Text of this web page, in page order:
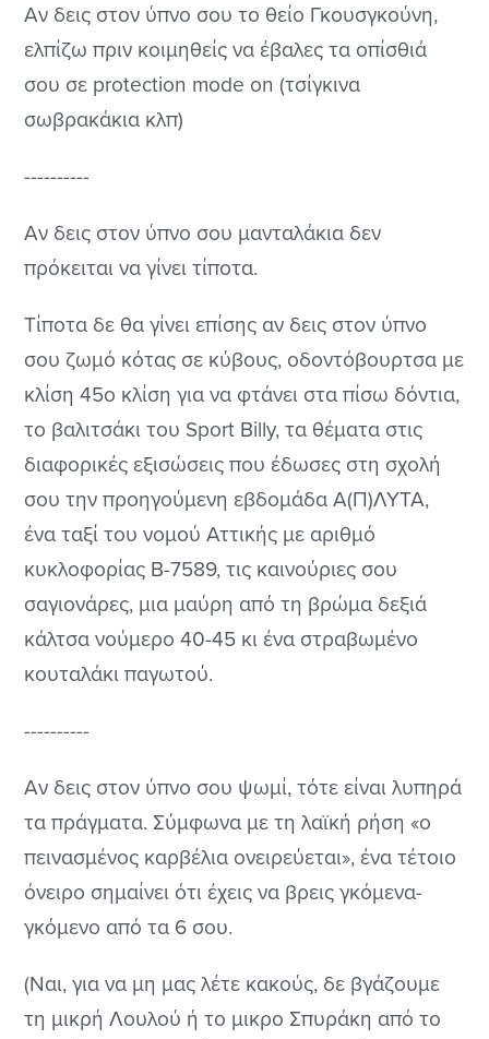
Αν δεις στον ύπνο σου το θείο Γκουσγκούνη,
ελπίζω πριν κοιμηθείς να έβαλες τα οπίσθιά
σου σε protection mode on (τσίγκινα
σωβρακάκια κλπ)
----------
Αν δεις στον ύπνο σου μανταλάκια δεν
πρόκειται να γίνει τίποτα.
Τίποτα δε θα γίνει επίσης αν δεις στον ύπνο
σου ζωμό κότας σε κύβους, οδοντόβουρτσα με
κλίση 45ο κλίση για να φτάνει στα πίσω δόντια,
το βαλιτσάκι του Sport Billy, τα θέματα στις
διαφορικές εξισώσεις που έδωσες στη σχολή
σου την προηγούμενη εβδομάδα Α(Π)ΛΥΤΑ,
ένα ταξί του νομού Αττικής με αριθμό
κυκλοφορίας Β-7589, τις καινούριες σου
σαγιονάρες, μια μαύρη από τη βρώμα δεξιά
κάλτσα νούμερο 40-45 κι ένα στραβωμένο
κουταλάκι παγωτού.
----------
Αν δεις στον ύπνο σου ψωμί, τότε είναι λυπηρά
τα πράγματα. Σύμφωνα με τη λαϊκή ρήση «ο
πεινασμένος καρβέλια ονειρεύεται», ένα τέτοιο
όνειρο σημαίνει ότι έχεις να βρεις γκόμενα-
γκόμενο από τα 6 σου.
(Ναι, για να μη μας λέτε κακούς, δε βγάζουμε
τη μικρή Λουλού ή το μικρο Σπυράκη από το